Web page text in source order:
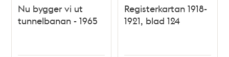
Nu bygger vi ut
tunnelbanan - 1965
Registerkartan 1918-
1921, blad 124